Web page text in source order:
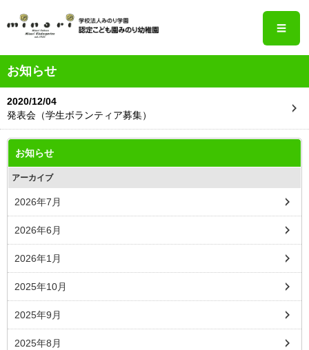
☰
お知らせ
2020/12/04
発表会（学生ボランティア募集）
お知らせ
アーカイブ
2026年7月
2026年6月
2026年1月
2025年10月
2025年9月
2025年8月